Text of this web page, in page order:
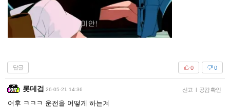
답글 0
0
롯데검 26-05-21 14:36 신고 | 공감 확인
어후 ㅋㅋㅋ 운전을 어떻게 하는겨